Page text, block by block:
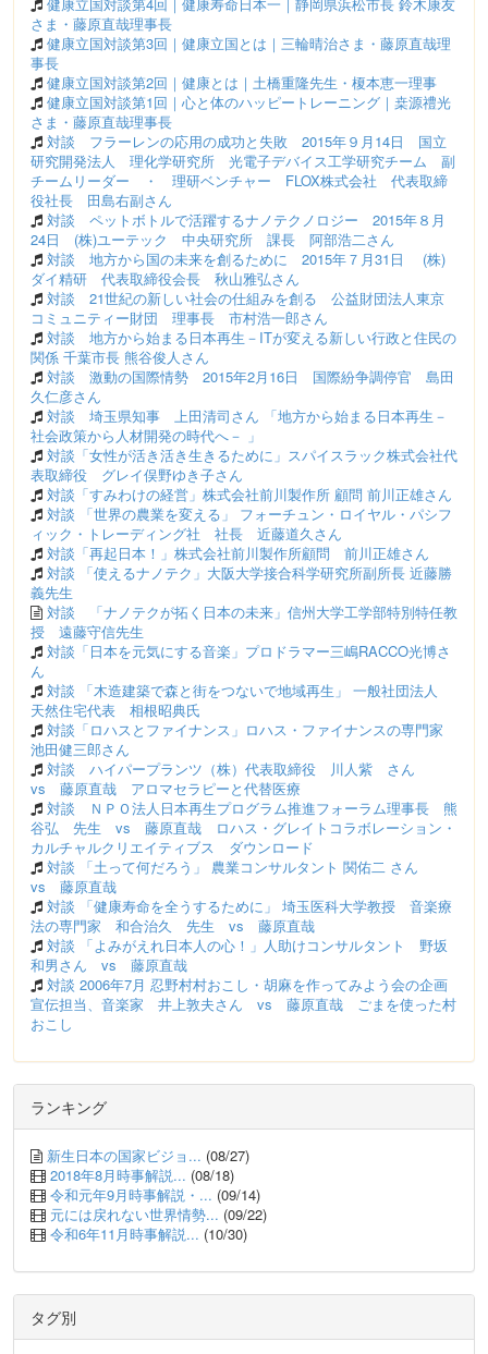
さま・藤原直哉理事長
健康立国対談第3回｜健康立国とは｜三輪晴治さま・藤原直哉理
事長
健康立国対談第2回｜健康とは｜土橋重隆先生・榎本恵一理事
健康立国対談第1回｜心と体のハッピートレーニング｜桒源禮光
さま・藤原直哉理事長
対談 フラーレンの応用の成功と失敗 2015年９月14日 国立
研究開発法人 理化学研究所 光電子デバイス工学研究チーム 副
チームリーダー ・ 理研ベンチャー FLOX株式会社 代表取締
役社長 田島右副さん
対談 ペットボトルで活躍するナノテクノロジー 2015年８月
24日 (株)ユーテック 中央研究所 課長 阿部浩二さん
対談 地方から国の未来を創るために 2015年７月31日 (株)
ダイ精研 代表取締役会長 秋山雅弘さん
対談 21世紀の新しい社会の仕組みを創る 公益財団法人東京
コミュニティー財団 理事長 市村浩一郎さん
対談 地方から始まる日本再生－ITが変える新しい行政と住民の
関係 千葉市長 熊谷俊人さん
対談 激動の国際情勢 2015年2月16日 国際紛争調停官 島田
久仁彦さん
対談 埼玉県知事 上田清司さん 「地方から始まる日本再生－
社会政策から人材開発の時代へ－ 」
対談「女性が活き活き生きるために」スパイスラック株式会社代
表取締役 グレイ俣野ゆき子さん
対談「すみわけの経営」株式会社前川製作所 顧問 前川正雄さん
対談 「世界の農業を変える」 フォーチュン・ロイヤル・パシフ
ィック・トレーディング社 社長 近藤道久さん
対談「再起日本！」株式会社前川製作所顧問 前川正雄さん
対談 「使えるナノテク」大阪大学接合科学研究所副所長 近藤勝
義先生
対談 「ナノテクが拓く日本の未来」信州大学工学部特別特任教
授 遠藤守信先生
対談「日本を元気にする音楽」プロドラマー三嶋RACCO光博さ
ん
対談 「木造建築で森と街をつないで地域再生」 一般社団法人
天然住宅代表 相根昭典氏
対談「ロハスとファイナンス」ロハス・ファイナンスの専門家
池田健三郎さん
対談 ハイパープランツ（株）代表取締役 川人紫 さん
vs 藤原直哉 アロマセラピーと代替医療
対談 ＮＰＯ法人日本再生プログラム推進フォーラム理事長 熊
谷弘 先生 vs 藤原直哉 ロハス・グレイトコラボレーション・
カルチャルクリエイティブス ダウンロード
対談 「土って何だろう」 農業コンサルタント 関佑二 さん
vs 藤原直哉
対談 「健康寿命を全うするために」 埼玉医科大学教授 音楽療
法の専門家 和合治久 先生 vs 藤原直哉
対談 「よみがえれ日本人の心！」人助けコンサルタント 野坂
和男さん vs 藤原直哉
対談 2006年7月 忍野村村おこし・胡麻を作ってみよう会の企画
宣伝担当、音楽家 井上敦夫さん vs 藤原直哉 ごまを使った村
おこし
ランキング
新生日本の国家ビジョ... (08/27)
2018年8月時事解説... (08/18)
令和元年9月時事解説・... (09/14)
元には戻れない世界情勢... (09/22)
令和6年11月時事解説... (10/30)
タグ別